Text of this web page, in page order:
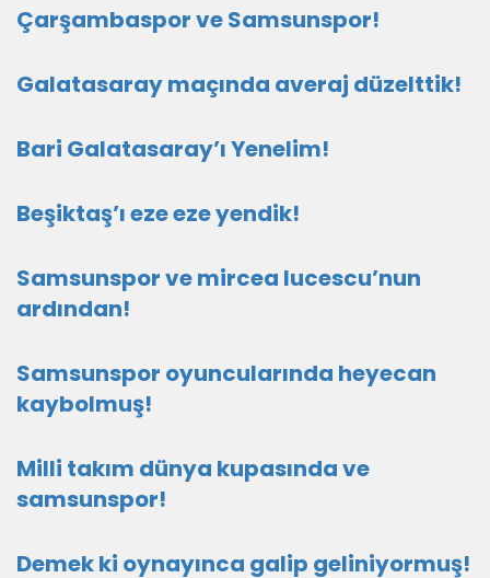
Çarşambaspor ve Samsunspor!
Galatasaray maçında averaj düzelttik!
Bari Galatasaray’ı Yenelim!
Beşiktaş’ı eze eze yendik!
Samsunspor ve mircea lucescu’nun
ardından!
Samsunspor oyuncularında heyecan
kaybolmuş!
Milli takım dünya kupasında ve
samsunspor!
Demek ki oynayınca galip geliniyormuş!